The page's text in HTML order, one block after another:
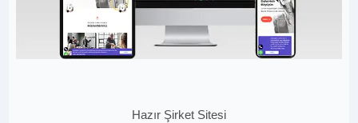
Hazır Şirket Sitesi